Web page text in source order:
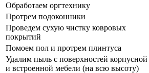
Обработаем оргтехнику
Протрем подоконники
Проведем сухую чистку ковровых
покрытий
Помоем пол и протрем плинтуса
Удалим пыль с поверхностей корпусной
и встроенной мебели (на всю высоту)